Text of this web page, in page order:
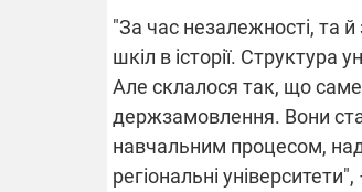
"За час незалежності, та
шкіл в історії. Структура
Але склалося так, що
держзамовлення. Вони
навчальним процесом, над
регіональні